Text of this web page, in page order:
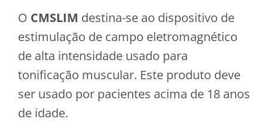
O CMSLIM destina-se ao dispositivo de
estimulação de campo eletromagnético
de alta intensidade usado para
tonificação muscular. Este produto deve
ser usado por pacientes acima de 18 anos
de idade.